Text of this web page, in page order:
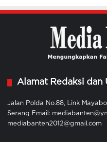
Alamat Redaksi dan
Jalan Polda No.88, Link
Serang Email:
mediabanten2012@gmail.com